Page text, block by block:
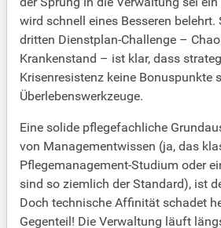
wird schnell eines Besseren
dritten Dienstplan-Challenge –
Krankenstand – ist klar, dass
Krisenresistenz keine Bonuspunkte
Überlebenswerkzeuge.
Eine solide pflegefachliche
von Managementwissen (ja, das
Pflegemanagement-Studium oder
sind so ziemlich der Standard), ist
Doch technische Affinität schadet
Gegenteil! Die Verwaltung läuft